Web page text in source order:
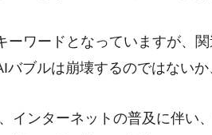
ーワードとなっていますが、
ブルは崩壊するのではないか
インターネットの普及に伴い